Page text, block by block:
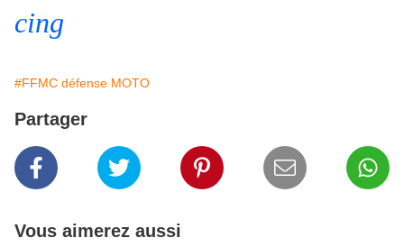
cing
#FFMC défense MOTO
Partager
Vous aimerez aussi